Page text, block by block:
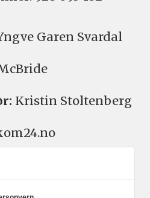
Garen Svardal
Kristin Stoltenberg